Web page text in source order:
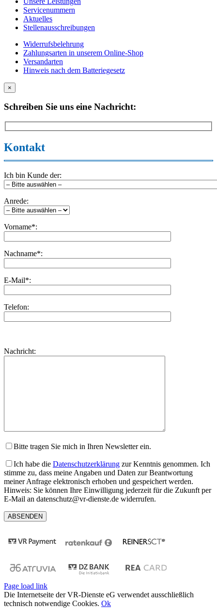
Servicenummern
Aktuelles
Stellenausschreibungen
Widerrufsbelehrung
Zahlungsarten in unserem Online-Shop
Versandarten
Hinweis nach dem Batteriegesetz
×
Schreiben Sie uns eine Nachricht:
Kontakt
Ich bin Kunde der:
Anrede:
Vorname*:
Nachname*:
E-Mail*:
Telefon:
dieses
lasse
Nachricht:
Bitte tragen Sie mich in Ihren Newsletter ein.
Ich habe die Datenschutzerklärung zur Kenntnis genommen. Ich
stimme zu, dass meine Angaben und Daten zur Beantwortung
meiner Anfrage elektronisch erhoben und gespeichert werden.
Hinweis: Sie können Ihre Einwilligung jederzeit für die Zukunft per
E-Mail an datenschutz@vr-dienste.de widerrufen.
Page load link
Die Internetseite der VR-Dienste eG verwendet ausschließlich
technisch notwendige Cookies. Ok